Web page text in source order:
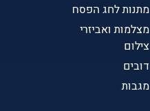
מתנות לחג הפסח
מצלמות ואביזרי
צילום
דובים
מגבות